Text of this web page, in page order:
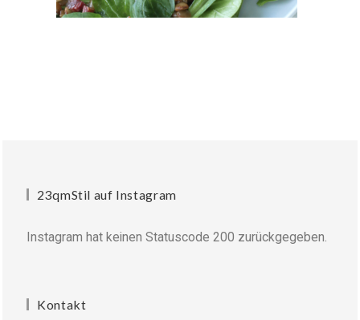
23qmStil auf Instagram
Instagram hat keinen Statuscode 200 zurückgegeben.
Kontakt